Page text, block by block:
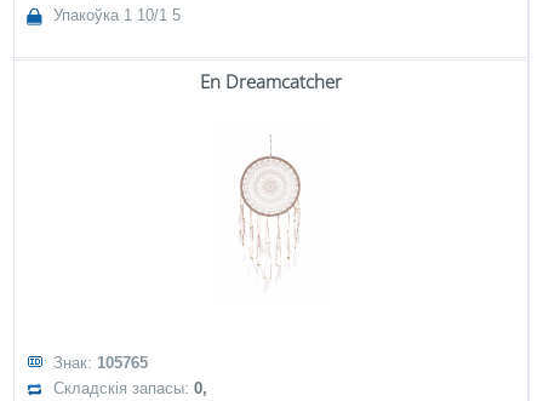
Упакоўка 1 10/1 5
En Dreamcatcher
Знак: 105765
Складскія запасы:0,